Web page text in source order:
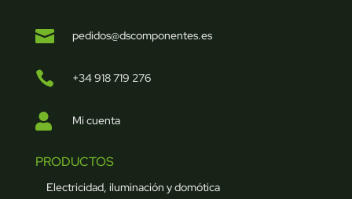
 pedidos@dscomponentes.es
 +34 918 719 276
 Mi cuenta
PRODUCTOS
Electricidad, iluminación y domótica